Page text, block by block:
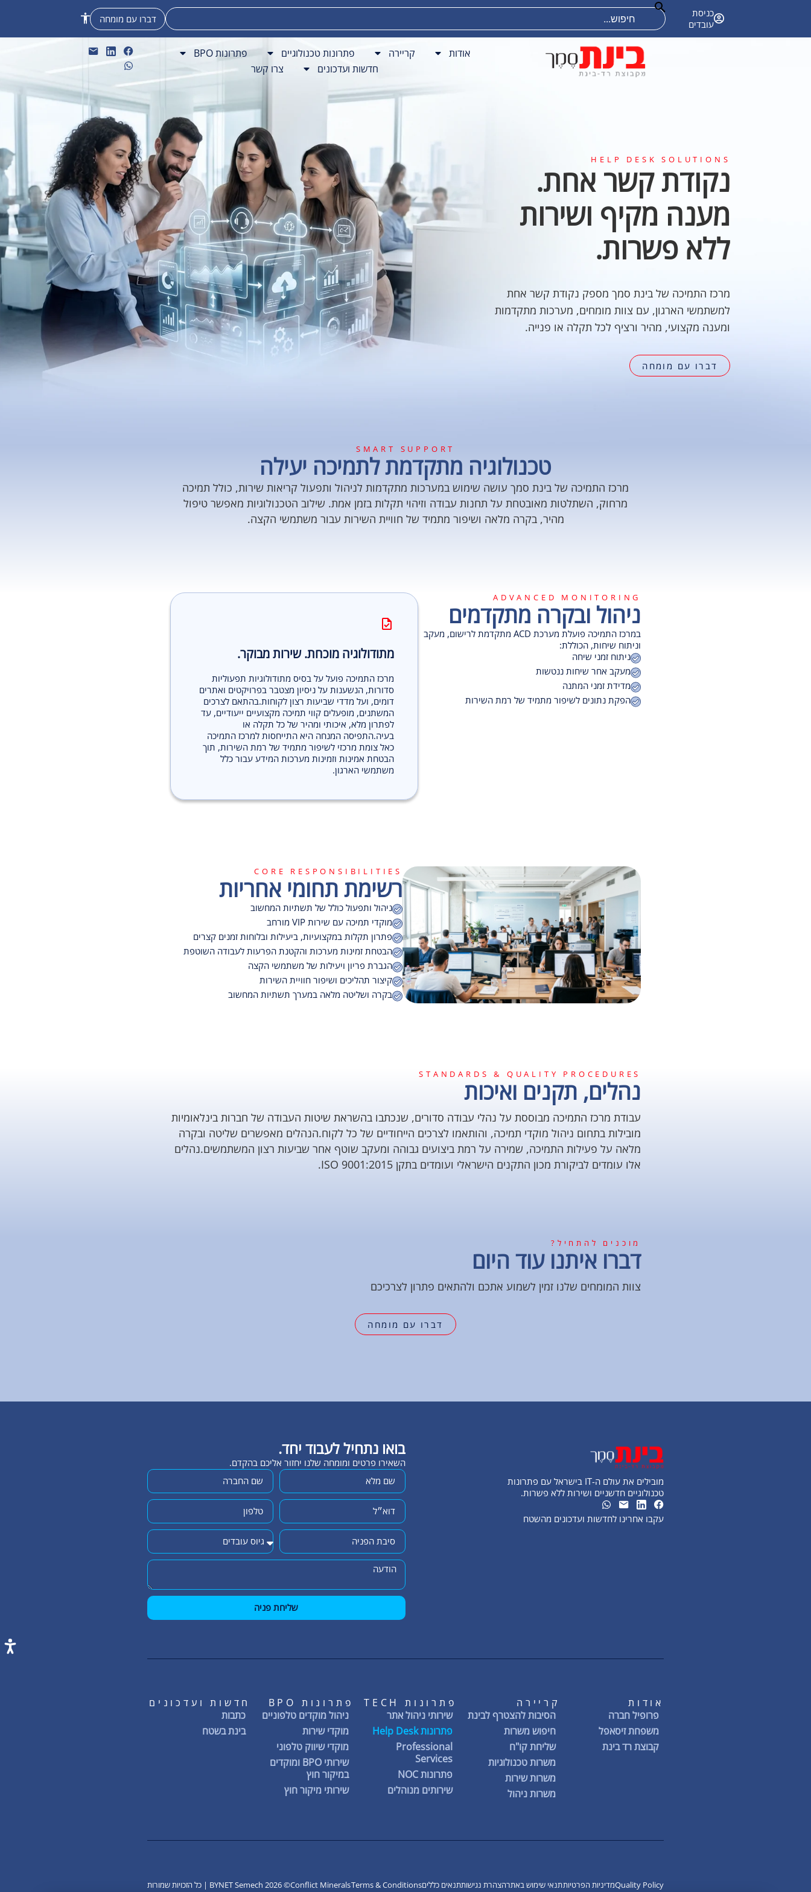
כניסת
עובדים
דברו עם מומחה
קריירה פתרונות טכנולוגיים פתרונות BPO חדשות ועדכונים צרו קשר
אודות קריירה פתרונות טכנולוגיים
פתרונות BPO
חדשות ועדכונים
צרו קשר
HELP DESK SOLUTIONS
נקודת קשר אחת.
מענה מקיף ושירות
ללא פשרות.
מרכז התמיכה של בינת סמך מספק נקודת קשר אחת
למשתמשי הארגון, עם צוות מומחים, מערכות מתקדמות
ומענה מקצועי, מהיר ורציף לכל תקלה או פנייה.
דברו עם מומחה
SMART SUPPORT
טכנולוגיה מתקדמת לתמיכה יעילה
מרכז התמיכה של בינת סמך עושה שימוש במערכות מתקדמות לניהול ותפעול קריאות שירות, כולל תמיכה
מרחוק, השתלטות מאובטחת על תחנות עבודה וזיהוי תקלות בזמן אמת. שילוב הטכנולוגיות מאפשר טיפול
מהיר, בקרה מלאה ושיפור מתמיד של חוויית השירות עבור משתמשי הקצה.
מתודולוגיה מוכחת. שירות מבוקר.
מרכז התמיכה פועל על בסיס מתודולוגיות תפעוליות
סדורות, הנשענות על ניסיון מצטבר בפרויקטים ואתרים
דומים, ועל מדדי שביעות רצון לקוחות.בהתאם לצרכים
המשתנים, מופעלים קווי תמיכה מקצועיים ייעודיים, עד
לפתרון מלא, איכותי ומהיר של כל תקלה או
בעיה.התפיסה המנחה היא התייחסות למרכז התמיכה
כאל צומת מרכזי לשיפור מתמיד של רמת השירות, תוך
הבטחת אמינות וזמינות מערכות המידע עבור כלל
משתמשי הארגון.
ADVANCED MONITORING
ניהול ובקרה מתקדמים
במרכז התמיכה פועלת מערכת ACD מתקדמת לרישום, מעקב
וניתוח שיחות, הכוללת:
ניתוח זמני שיחה
מעקב אחר שיחות ננטשות
מדידת זמני המתנה
הפקת נתונים לשיפור מתמיד של רמת השירות
CORE RESPONSIBILITIES
רשימת תחומי אחריות
ניהול ותפעול כולל של תשתיות המחשוב
מוקדי תמיכה עם שירות VIP מורחב
פתרון תקלות במקצועיות, ביעילות ובלוחות זמנים קצרים
הבטחת זמינות מערכות והקטנת הפרעות לעבודה השוטפת
הגברת פריון ויעילות של משתמשי הקצה
קיצור תהליכים ושיפור חוויית השירות
בקרה ושליטה מלאה במערך תשתיות המחשוב
STANDARDS & QUALITY PROCEDURES
נהלים, תקנים ואיכות
עבודת מרכז התמיכה מבוססת על נהלי עבודה סדורים, שנכתבו בהשראת שיטות העבודה של חברות בינלאומיות
מובילות בתחום ניהול מוקדי תמיכה, והותאמו לצרכים הייחודיים של כל לקוח.הנהלים מאפשרים שליטה ובקרה
מלאה על פעילות התמיכה, שמירה על רמת ביצועים גבוהה ומעקב שוטף אחר שביעות רצון המשתמשים.נהלים
אלו עומדים לביקורת מכון התקנים הישראלי ועומדים בתקן ISO 9001:2015.
מוכנים להתחיל?
דברו איתנו עוד היום
צוות המומחים שלנו זמין לשמוע אתכם ולהתאים פתרון לצרכיכם
דברו עם מומחה
מובילים את עולם ה-IT בישראל עם פתרונות
טכנולוגיים חדשניים ושירות ללא פשרות.
עקבו אחרינו לחדשות ועדכונים מהשטח
בואו נתחיל לעבוד יחד.
השאירו פרטים ומומחה שלנו יחזור אליכם בהקדם.
שליחת פניה
אודות
פרופיל חברה
משפחת זיסאפל
קבוצת רד בינת
קריירה
הסיבות להצטרף לבינת
חיפוש משרות
שליחת קו"ח
משרות טכנולוגיות
משרות שירות
משרות ניהול
פתרונות TECH
שירותי ניהול אתר
פתרונות Help Desk
Professional
Services
פתרונות NOC
שירותים מנוהלים
פתרונות BPO
ניהול מוקדים טלפוניים
מוקדי שירות
מוקדי שיווק טלפוני
שירותי BPO ומוקדים
במיקור חוץ
שירותי מיקור חוץ
חדשות ועדכונים
כתבות
בינת בשטח
Quality Policyמדיניות הפרטיותתנאי שימוש באתרהצהרת נגישותתנאים כלליםTerms & Conditions
Conflict Minerals© 2026 BYNET Semech | כל הזכויות שמורות